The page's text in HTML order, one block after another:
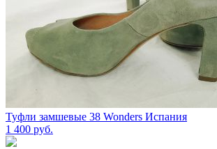
Туфли замшевые 38 Wonders Испания
1 400 руб.